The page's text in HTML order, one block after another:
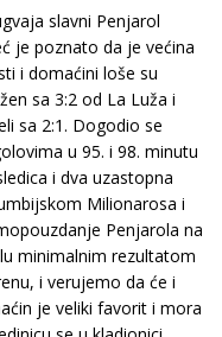
slavni Penjarol
je poznato da je većina
i domaćini loše su
sa 3:2 od La Luža i
sa 2:1. Dogodio se
u 95. i 98. minutu
i dva uzastopna
Milionarosa i
Penjarola na
minimalnim rezultatom
i verujemo da će i
je veliki favorit i mora